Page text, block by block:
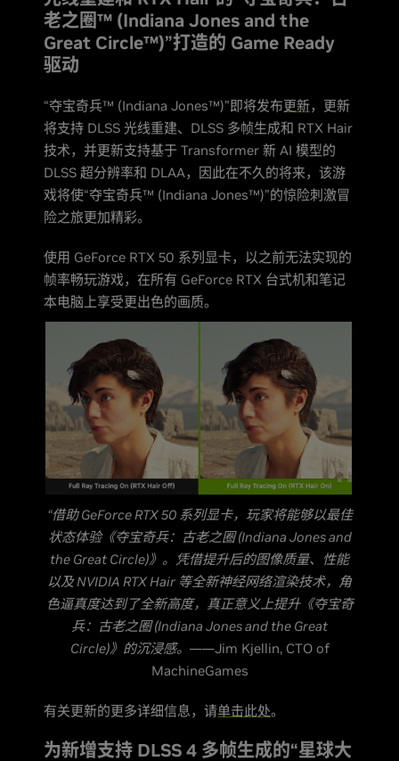
老之圈™ (Indiana Jones and the
Great Circle™)”打造的 Game Ready
驱动
“夺宝奇兵™ (Indiana Jones™)”即将发布更新，更新
将支持 DLSS 光线重建、DLSS 多帧生成和 RTX Hair
技术，并更新支持基于 Transformer 新 AI 模型的
DLSS 超分辨率和 DLAA，因此在不久的将来，该游
戏将使“夺宝奇兵™ (Indiana Jones™)”的惊险刺激冒
险之旅更加精彩。
使用 GeForce RTX 50 系列显卡，以之前无法实现的
帧率畅玩游戏，在所有 GeForce RTX 台式机和笔记
本电脑上享受更出色的画质。
“借助 GeForce RTX 50 系列显卡，玩家将能够以最佳
状态体验《夺宝奇兵：古老之圈 (Indiana Jones and
the Great Circle)》。凭借提升后的图像质量、性能
以及 NVIDIA RTX Hair 等全新神经网络渲染技术，角
色逼真度达到了全新高度，真正意义上提升《夺宝奇
兵：古老之圈 (Indiana Jones and the Great
Circle)》的沉浸感。 ——Jim Kjellin, CTO of
MachineGames
有关更新的更多详细信息，请单击此处。
为新增支持 DLSS 4 多帧生成的“星球大